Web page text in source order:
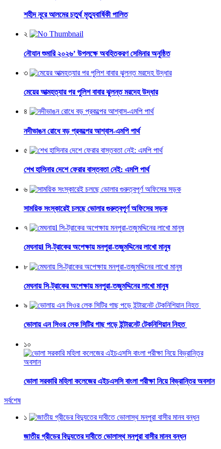
শহীদ নূরে আলমের চতুর্থ মৃত্যুবার্ষিকী পালিত
২
নৌযান শুমারি ২০২৬’ উপলক্ষে অবহিতকরণ সেমিনার অনুষ্ঠিত
৩
মেয়ের আত্মহত্যার পর পুলিশ বাবার ঝুলন্ত মরদেহ উদ্ধার
৪
নদীভাঙন রোধে বড় প্রকল্পের আশ্বাস-এমপি পার্থ
৫
শেখ হাসিনার দেশে ফেরার বাস্তবতা নেই: এমপি পার্থ
৬
সাময়িক সংস্কারেই চলছে ভোলার গুরুত্বপূর্ণ অফিসের সড়ক
৭
মেঘনায়l সি-ট্রাকের অপেক্ষায় মনপুরা-তজুমদ্দিনের লাখো মানুষ
৮
মেঘনায় সি-ট্রাকের অপেক্ষায় মনপুরা-তজুমদ্দিনের লাখো মানুষ
৯
ভোলায় এন সিওর লেক সিটির গাছ পড়ে ইন্টারনেট টেকনিশিয়ান নিহত
১০
ভোলা সরকারি মহিলা কলেজের এইচএসসি বাংলা পরীক্ষা নিয়ে বিভ্রান্তির অবসান
সর্বশেষ
১
জাতীয় গ্রীডের বিদ্যুতের দাবীতে ভোলাস্থ মনপুরা বাসীর মানব বন্ধন